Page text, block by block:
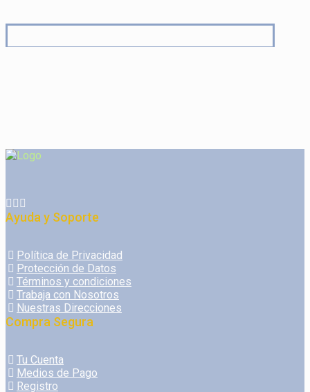
Ayuda y Soporte
Política de Privacidad
Protección de Datos
Términos y condiciones
Trabaja con Nosotros
Nuestras Direcciones
Compra Segura
Tu Cuenta
Medios de Pago
Registro